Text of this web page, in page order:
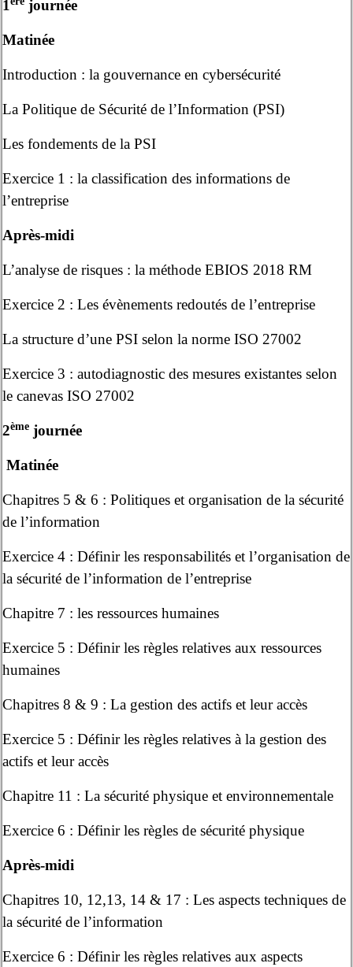
1 journée
Matinée
Introduction : la gouvernance en cybersécurité
La Politique de Sécurité de l’Information (PSI)
Les fondements de la PSI
Exercice 1 : la classification des informations de
l’entreprise
Après-midi
L’analyse de risques : la méthode EBIOS 2018 RM
Exercice 2 : Les évènements redoutés de l’entreprise
La structure d’une PSI selon la norme ISO 27002
Exercice 3 : autodiagnostic des mesures existantes selon
le canevas ISO 27002
2ème journée
Matinée
Chapitres 5 & 6 : Politiques et organisation de la sécurité
de l’information
Exercice 4 : Définir les responsabilités et l’organisation de
la sécurité de l’information de l’entreprise
Chapitre 7 : les ressources humaines
Exercice 5 : Définir les règles relatives aux ressources
humaines
Chapitres 8 & 9 : La gestion des actifs et leur accès
Exercice 5 : Définir les règles relatives à la gestion des
actifs et leur accès
Chapitre 11 : La sécurité physique et environnementale
Exercice 6 : Définir les règles de sécurité physique
Après-midi
Chapitres 10, 12,13, 14 & 17 : Les aspects techniques de
la sécurité de l’information
Exercice 6 : Définir les règles relatives aux aspects